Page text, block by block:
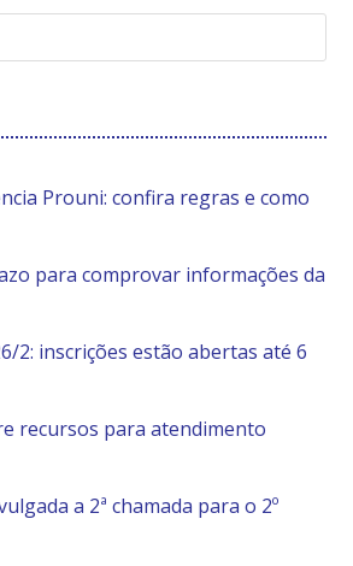
Prouni: confira regras e como
para comprovar informações da
2: inscrições estão abertas até 6
recursos para atendimento
a 2ª chamada para o 2º